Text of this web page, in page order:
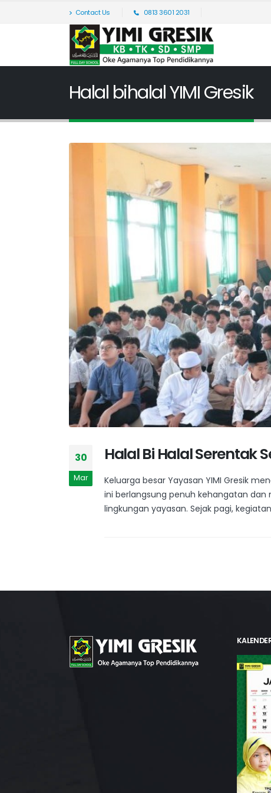
Contact Us 0813 3601 2031
Halal bihalal YIMI Gresik
30
Mar
Halal Bi Halal Serentak
Keluarga besar Yayasan YIMI Gresik
ini berlangsung penuh kehangatan
lingkungan yayasan. Sejak pagi,